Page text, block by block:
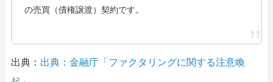
の売買（債権譲渡）契約です。
出典： 出典：金融庁「ファクタリングに関する注意喚